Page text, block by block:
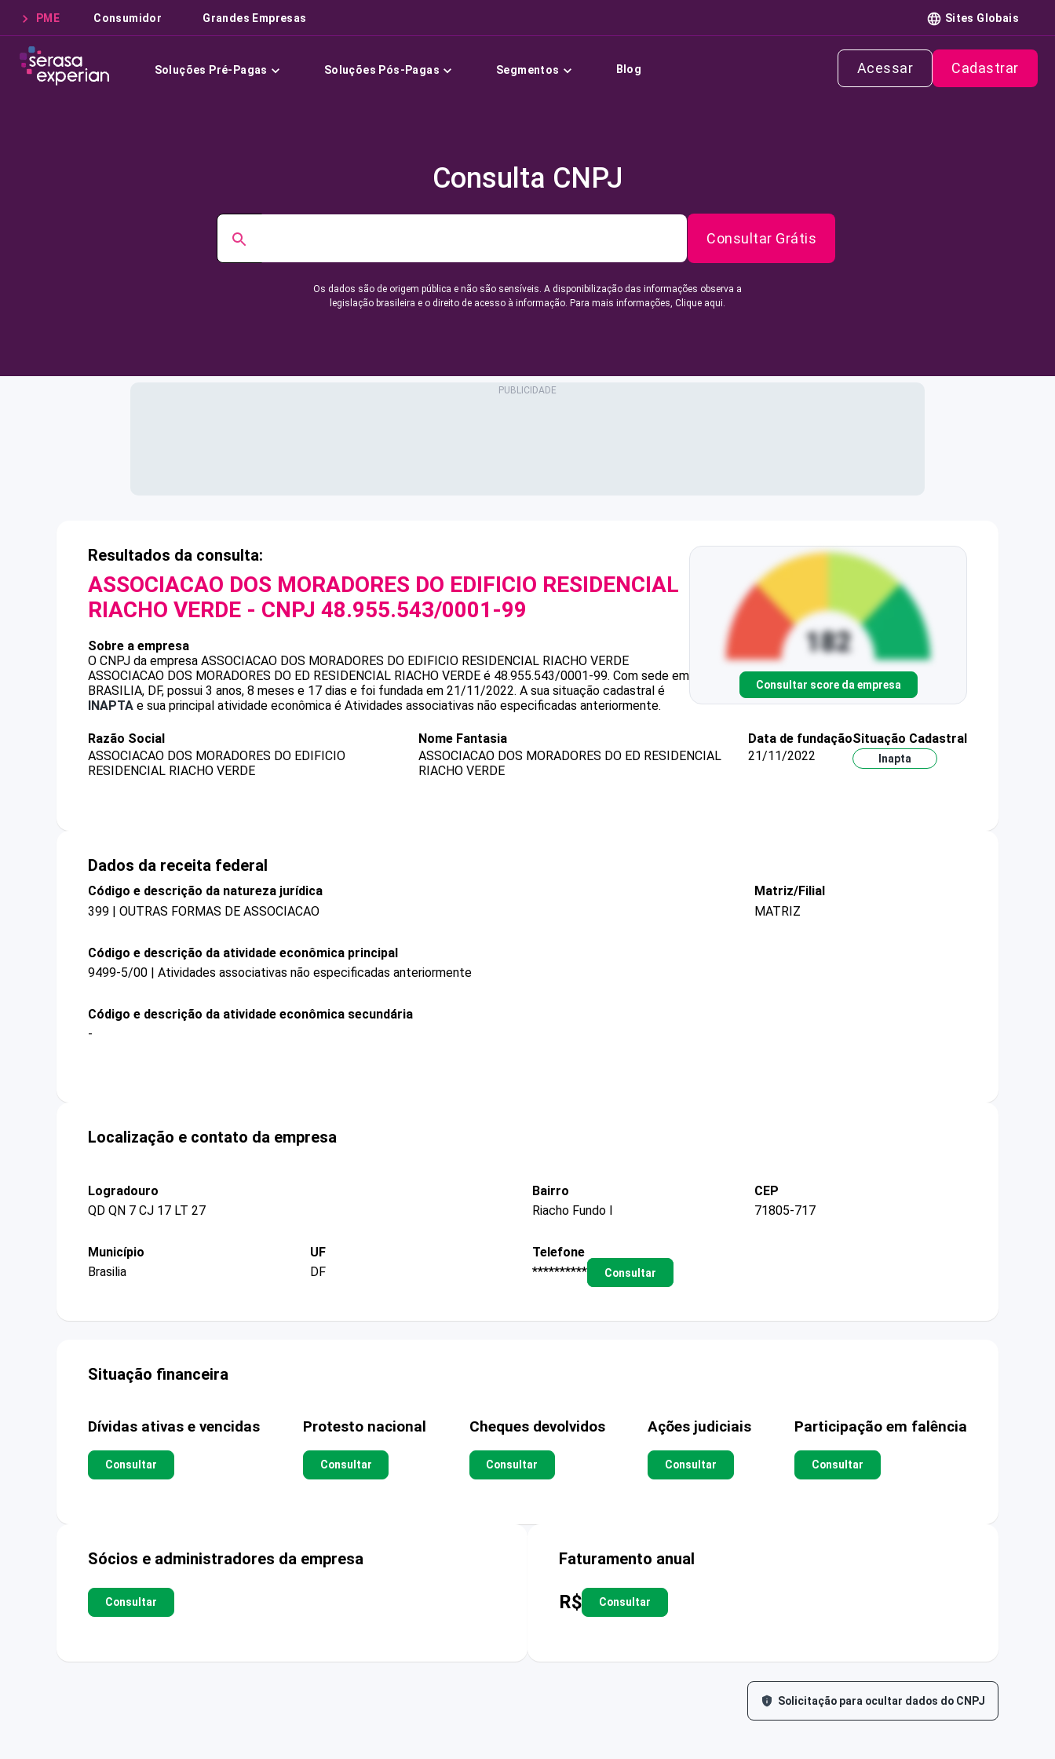
PME Consumidor Grandes Empresas Sites Globais
Soluções Pré-Pagas Soluções Pós-Pagas Segmentos Blog Acessar Cadastrar
Consulta CNPJ
Consultar Grátis
Os dados são de origem pública e não são sensíveis. A disponibilização das informações observa a
legislação brasileira e o direito de acesso à informação. Para mais informações, Clique aqui.
Resultados da consulta:
ASSOCIACAO DOS MORADORES DO EDIFICIO RESIDENCIAL
RIACHO VERDE - CNPJ 48.955.543/0001-99
Sobre a empresa
O CNPJ da empresa ASSOCIACAO DOS MORADORES DO EDIFICIO RESIDENCIAL RIACHO VERDE
ASSOCIACAO DOS MORADORES DO ED RESIDENCIAL RIACHO VERDE é 48.955.543/0001-99. Com sede em
BRASILIA, DF, possui 3 anos, 8 meses e 17 dias e foi fundada em 21/11/2022. A sua situação cadastral é
INAPTA e sua principal atividade econômica é Atividades associativas não especificadas anteriormente.
Consultar score da empresa
Razão Social
ASSOCIACAO DOS MORADORES DO EDIFICIO
RESIDENCIAL RIACHO VERDE
Nome Fantasia
ASSOCIACAO DOS MORADORES DO ED RESIDENCIAL
RIACHO VERDE
Data de fundação
21/11/2022
Situação Cadastral
Inapta
Dados da receita federal
Código e descrição da natureza jurídica
399 | OUTRAS FORMAS DE ASSOCIACAO
Matriz/Filial
MATRIZ
Código e descrição da atividade econômica principal
9499-5/00 | Atividades associativas não especificadas anteriormente
Código e descrição da atividade econômica secundária
-
Localização e contato da empresa
Logradouro
QD QN 7 CJ 17 LT 27
Bairro
Riacho Fundo I
CEP
71805-717
Município
Brasilia
UF
DF
Telefone
**********
Consultar
Situação financeira
Dívidas ativas e vencidas
Consultar
Protesto nacional
Consultar
Cheques devolvidos
Consultar
Ações judiciais
Consultar
Participação em falência
Consultar
Sócios e administradores da empresa
Consultar
Faturamento anual
R$ Consultar
Solicitação para ocultar dados do CNPJ